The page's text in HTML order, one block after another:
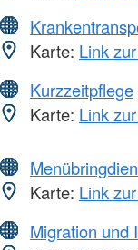
Karte: Link
Kurzzeitpflege
Karte: Link
Karte: Link
Migration und